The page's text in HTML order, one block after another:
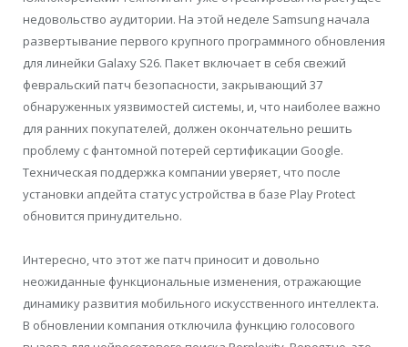
недовольство аудитории. На этой неделе Samsung начала
развертывание первого крупного программного обновления
для линейки Galaxy S26. Пакет включает в себя свежий
февральский патч безопасности, закрывающий 37
обнаруженных уязвимостей системы, и, что наиболее важно
для ранних покупателей, должен окончательно решить
проблему с фантомной потерей сертификации Google.
Техническая поддержка компании уверяет, что после
установки апдейта статус устройства в базе Play Protect
обновится принудительно.
Интересно, что этот же патч приносит и довольно
неожиданные функциональные изменения, отражающие
динамику развития мобильного искусственного интеллекта.
В обновлении компания отключила функцию голосового